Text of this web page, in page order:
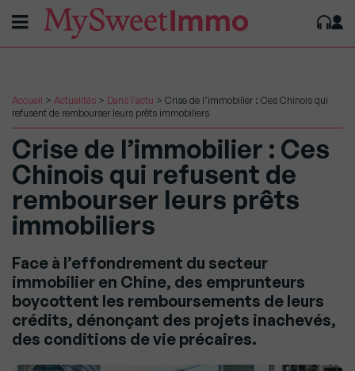
Accueil > Actualités > Dans l'actu > Crise de l’immobilier : Ces Chinois qui
refusent de rembourser leurs prêts immobiliers
Crise de l’immobilier : Ces
Chinois qui refusent de
rembourser leurs prêts
immobiliers
Face à l’effondrement du secteur
immobilier en Chine, des emprunteurs
boycottent les remboursements de leurs
crédits, dénonçant des projets inachevés,
des conditions de vie précaires.